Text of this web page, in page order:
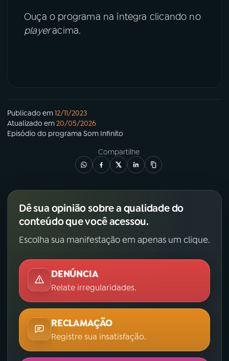
Ouça o programa na íntegra clicando no
playeracima.
Publicado em12/11/2023
Atualizado em20/05/2026
Episódio do programa Som Infinito
Compartilhe
Dê sua opinião sobre a qualidade do
conteúdo que você acessou.
Escolha sua manifestação em apenas um clique.
DENÚNCIA
Relate irregularidades.
RECLAMAÇÃO
Registre sua insatisfação.